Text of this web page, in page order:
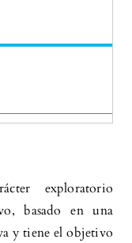
exploratorio
basado en una
y tiene el objetivo